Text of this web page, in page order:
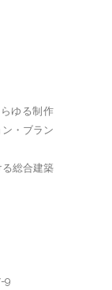
ゆる制作
・ブラン
総合建築
9